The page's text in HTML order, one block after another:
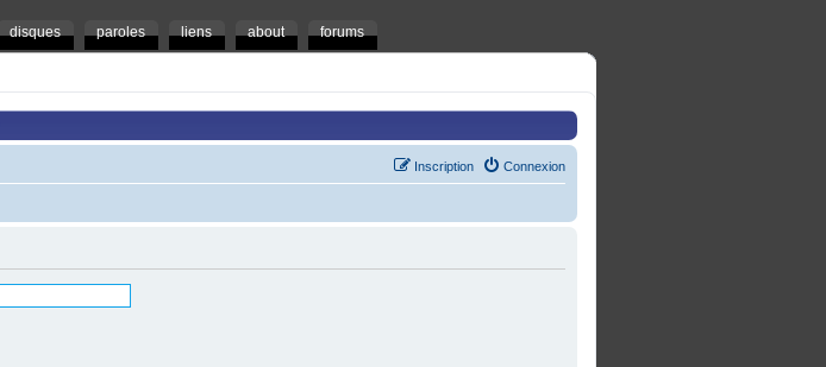
disques paroles liens about forums
Connexion
Inscription